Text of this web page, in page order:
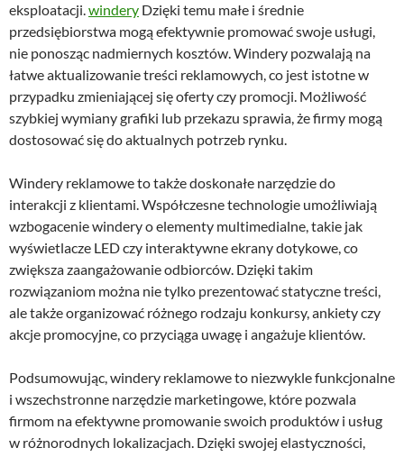
eksploatacji.windery Dzięki temu małe i średnie
przedsiębiorstwa mogą efektywnie promować swoje usługi,
nie ponosząc nadmiernych kosztów. Windery pozwalają na
łatwe aktualizowanie treści reklamowych, co jest istotne w
przypadku zmieniającej się oferty czy promocji. Możliwość
szybkiej wymiany grafiki lub przekazu sprawia, że firmy mogą
dostosować się do aktualnych potrzeb rynku.
Windery reklamowe to także doskonałe narzędzie do
interakcji z klientami. Współczesne technologie umożliwiają
wzbogacenie windery o elementy multimedialne, takie jak
wyświetlacze LED czy interaktywne ekrany dotykowe, co
zwiększa zaangażowanie odbiorców. Dzięki takim
rozwiązaniom można nie tylko prezentować statyczne treści,
ale także organizować różnego rodzaju konkursy, ankiety czy
akcje promocyjne, co przyciąga uwagę i angażuje klientów.
Podsumowując, windery reklamowe to niezwykle funkcjonalne
i wszechstronne narzędzie marketingowe, które pozwala
firmom na efektywne promowanie swoich produktów i usług
w różnorodnych lokalizacjach. Dzięki swojej elastyczności,